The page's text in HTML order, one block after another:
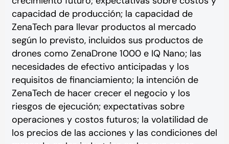
capacidad de producción; la capacidad de
ZenaTech para llevar productos al mercado
según lo previsto, incluidos sus productos de
drones como ZenaDrone 1000 e IQ Nano; las
necesidades de efectivo anticipadas y los
requisitos de financiamiento; la intención de
ZenaTech de hacer crecer el negocio y los
riesgos de ejecución; expectativas sobre
operaciones y costos futuros; la volatilidad de
los precios de las acciones y las condiciones del